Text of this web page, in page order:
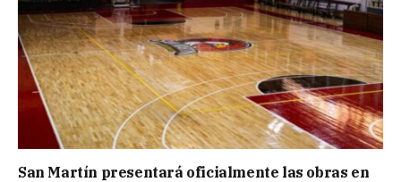
San Martín presentará oficialmente las obras en